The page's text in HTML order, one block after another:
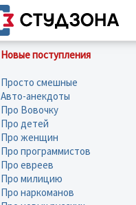
Новые поступления
Просто смешные
Авто-анекдоты
Про Вовочку
Про детей
Про женщин
Про программистов
Про евреев
Про милицию
Про наркоманов